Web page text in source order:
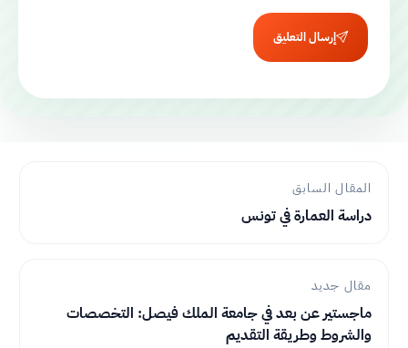
إرسال التعليق
المقال السابق
دراسة العمارة في تونس
مقال جديد
ماجستير عن بعد في جامعة الملك فيصل: التخصصات
والشروط وطريقة التقديم